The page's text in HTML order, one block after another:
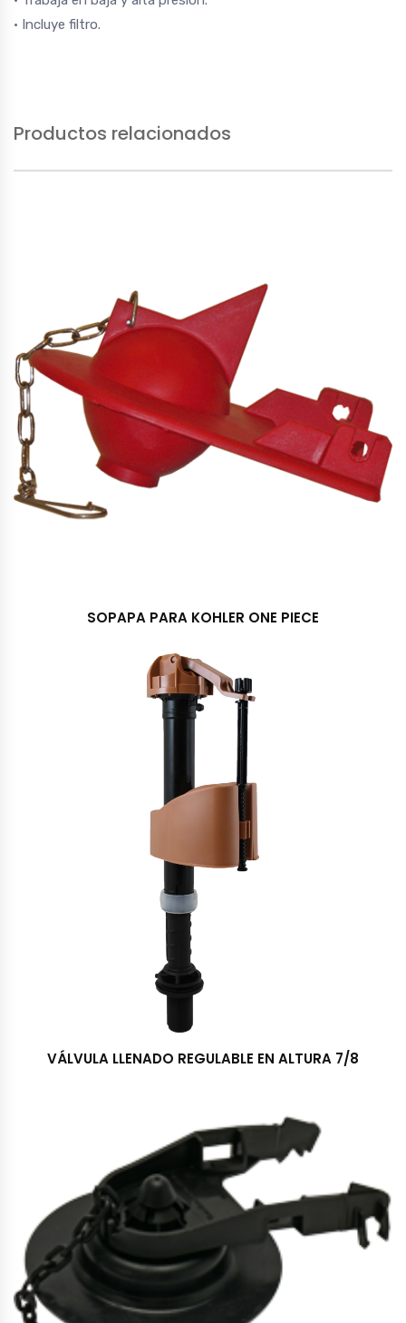
• Incluye filtro.
Productos relacionados
SOPAPA PARA KOHLER ONE PIECE
VÁLVULA LLENADO REGULABLE EN ALTURA 7/8